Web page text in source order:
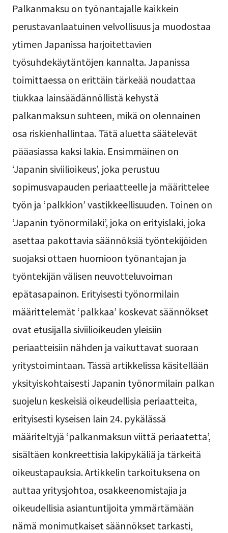
Palkanmaksu on työnantajalle kaikkein
perustavanlaatuinen velvollisuus ja muodostaa
ytimen Japanissa harjoitettavien
työsuhdekäytäntöjen kannalta. Japanissa
toimittaessa on erittäin tärkeää noudattaa
tiukkaa lainsäädännöllistä kehystä
palkanmaksun suhteen, mikä on olennainen
osa riskienhallintaa. Tätä aluetta säätelevät
pääasiassa kaksi lakia. Ensimmäinen on
‘Japanin siviilioikeus’, joka perustuu
sopimusvapauden periaatteelle ja määrittelee
työn ja ‘palkkion’ vastikkeellisuuden. Toinen on
‘Japanin työnormilaki’, joka on erityislaki, joka
asettaa pakottavia säännöksiä työntekijöiden
suojaksi ottaen huomioon työnantajan ja
työntekijän välisen neuvotteluvoiman
epätasapainon. Erityisesti työnormilain
määrittelemät ‘palkkaa’ koskevat säännökset
ovat etusijalla siviilioikeuden yleisiin
periaatteisiin nähden ja vaikuttavat suoraan
yritystoimintaan. Tässä artikkelissa käsitellään
yksityiskohtaisesti Japanin työnormilain palkan
suojelun keskeisiä oikeudellisia periaatteita,
erityisesti kyseisen lain 24. pykälässä
määriteltyjä ‘palkanmaksun viittä periaatetta’,
sisältäen konkreettisia lakipykäliä ja tärkeitä
oikeustapauksia. Artikkelin tarkoituksena on
auttaa yritysjohtoa, osakkeenomistajia ja
oikeudellisia asiantuntijoita ymmärtämään
nämä monimutkaiset säännökset tarkasti,